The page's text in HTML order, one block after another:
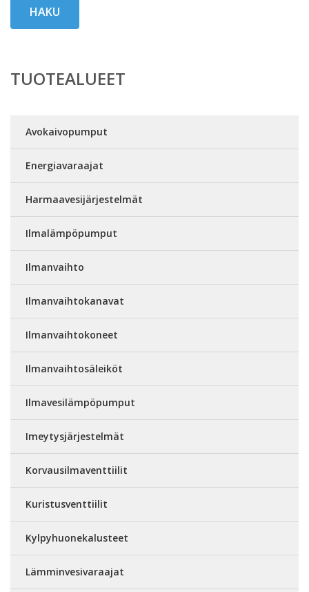
HAKU
TUOTEALUEET
Avokaivopumput
Energiavaraajat
Harmaavesijärjestelmät
Ilmalämpöpumput
Ilmanvaihto
Ilmanvaihtokanavat
Ilmanvaihtokoneet
Ilmanvaihtosäleiköt
Ilmavesilämpöpumput
Imeytysjärjestelmät
Korvausilmaventtiilit
Kuristusventtiilit
Kylpyhuonekalusteet
Lämminvesivaraajat